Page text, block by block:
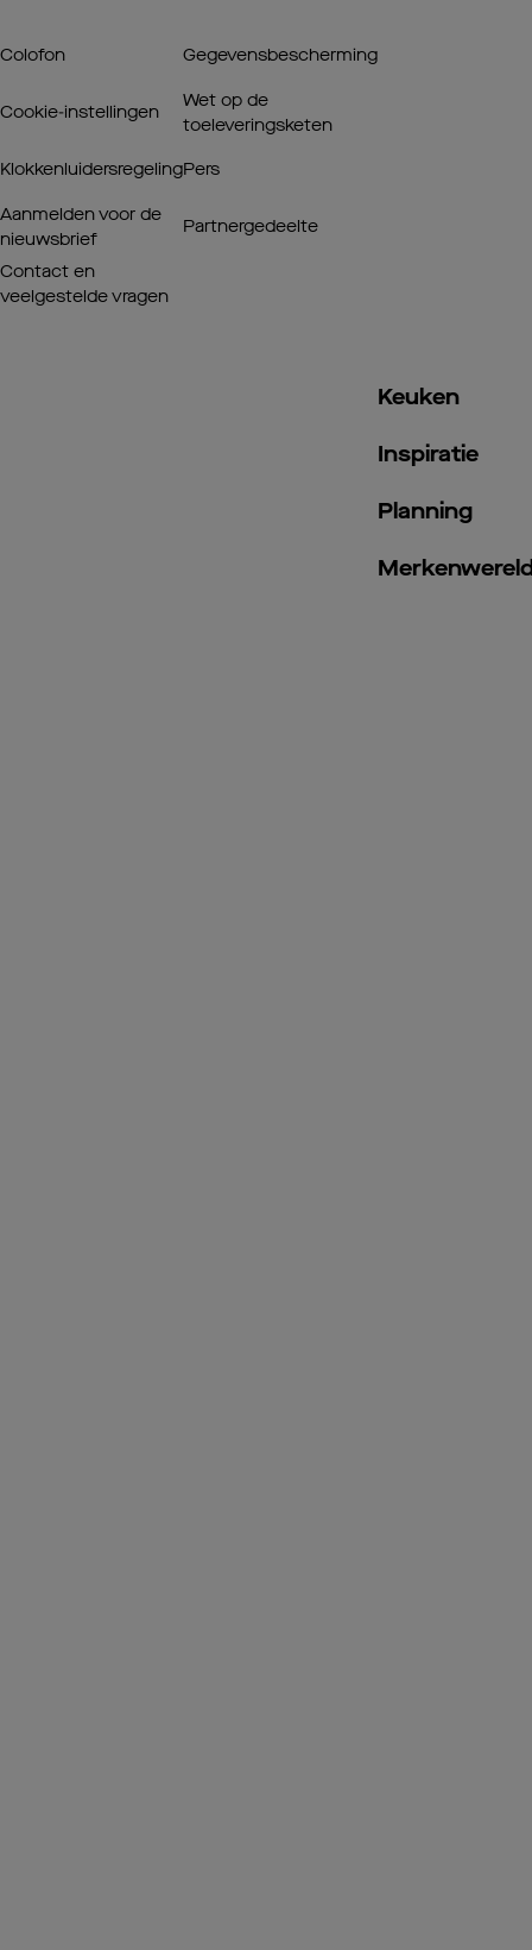
Keuken
Inspiratie
Planning
Colofon Gegevensbescherming
Cookie-instellingen
Wet op de
toeleveringsketen
KlokkenluidersregelingPers
Aanmelden voor de
nieuwsbrief
Partnergedeelte
Contact en
veelgestelde vragen